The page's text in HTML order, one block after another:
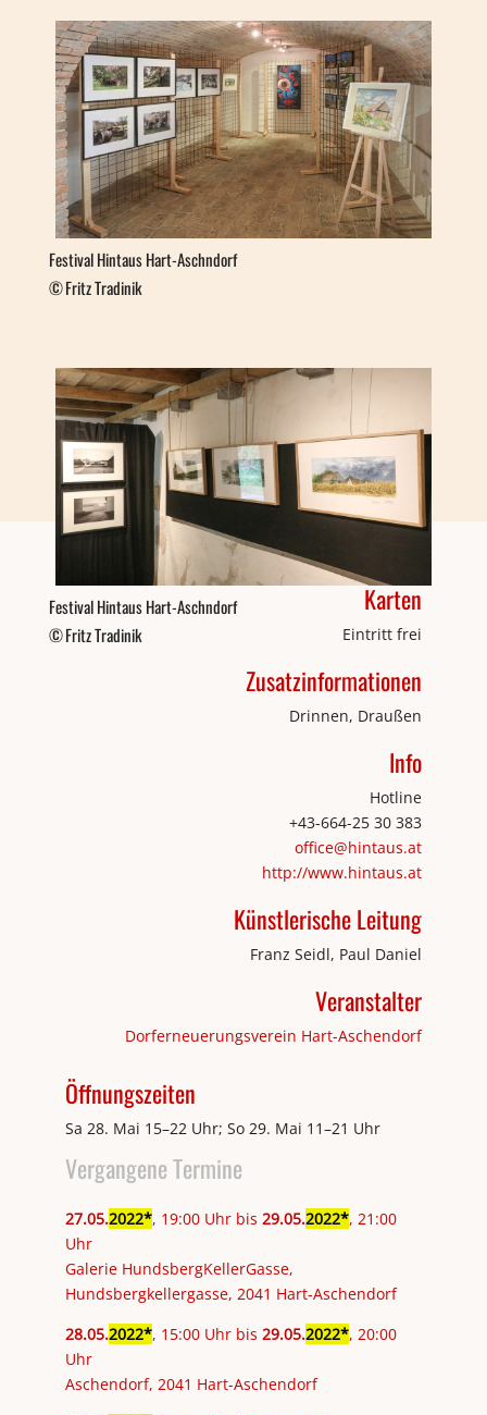
Festival Hintaus Hart-Aschndorf
Fritz Tradinik
Festival Hintaus Hart-Aschndorf
Fritz Tradinik
Karten
Eintritt frei
Zusatzinformationen
Drinnen, Draußen
Info
Hotline
+43-664-25 30 383
office@hintaus.at
http://www.hintaus.at
Künstlerische Leitung
Franz Seidl, Paul Daniel
Veranstalter
Dorferneuerungsverein Hart-Aschendorf
Öffnungszeiten
Sa 28. Mai 15–22 Uhr; So 29. Mai 11–21 Uhr
Vergangene Termine
27.05.2022 , 19:00 Uhr bis 29.05.2022 , 21:00
Uhr
Galerie HundsbergKellerGasse,
Hundsbergkellergasse, 2041 Hart-Aschendorf
28.05.2022 , 15:00 Uhr bis 29.05.2022 , 20:00
Uhr
Aschendorf, 2041 Hart-Aschendorf